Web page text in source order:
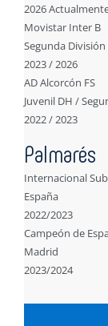
2026
Movistar Inter B
Segunda División
2023 / 2026
AD Alcorcón FS
Juvenil DH /
2022 / 2023
Palmarés
Internacional
España
2022/2023
Campeón de
Madrid
2023/2024